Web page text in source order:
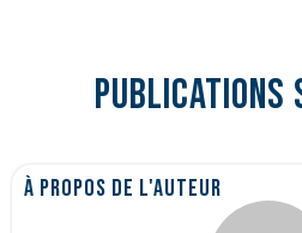
Publications
À propos de l'auteur